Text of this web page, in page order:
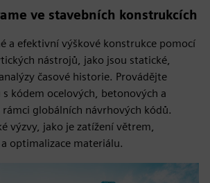
ve stavebních konstrukcích
a efektivní výškové konstrukce pomocí
nástrojů, jako jsou statické,
časové historie. Provádějte
kódem ocelových, betonových a
globálních návrhových kódů.
výzvy, jako je zatížení větrem,
optimalizace materiálu.